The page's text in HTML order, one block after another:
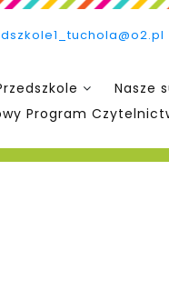
Nasze
Program